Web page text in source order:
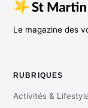
Le magazine des
RUBRIQUES
Activités &